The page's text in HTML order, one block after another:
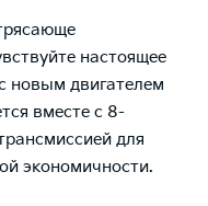
настоящее
новым двигателем
вместе с 8-
для
экономичности.